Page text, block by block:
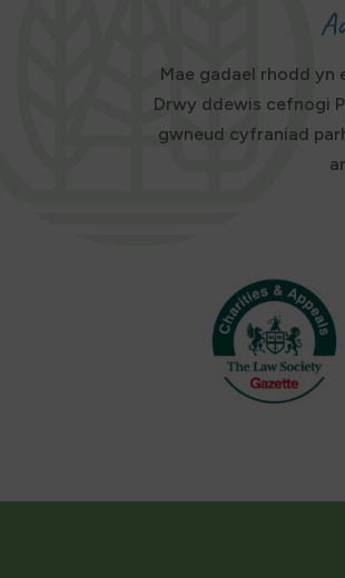
Mae gadael rhodd yn
Drwy ddewis cefnogi
gwneud cyfraniad